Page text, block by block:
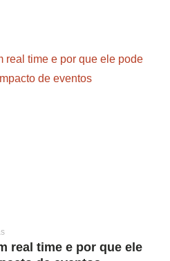
real time e por que ele